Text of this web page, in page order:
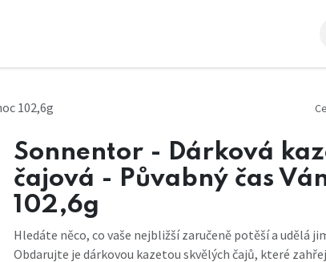
102,6g
Sonnentor - Dárková
čajová - Půvabný čas
102,6g
Hledáte něco, co vaše nejbližší zaručeně potěší a udělá
Obdarujte je dárkovou kazetou skvělých čajů, které